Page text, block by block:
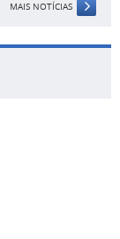
MAIS NOTÍCIAS